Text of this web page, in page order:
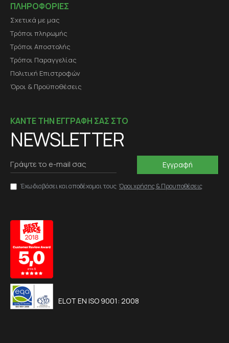
ΠΛΗΡΟΦΟΡΙΕΣ
Σχετικά με μας
Τρόποι πληρωμής
Τρόποι Αποστολής
Τρόποι Παραγγελίας
Πολιτική Επιστροφών
Όροι & Προϋποθέσεις
ΚΑΝΤΕ ΤΗΝ ΕΓΓΡΑΦΗ ΣΑΣ ΣΤΟ
NEWSLETTER
Εγγραφή
Έχω διαβάσει και αποδέχομαι τους Όροι χρήσης & Προυποθέσεις
ELOT EN ISO 9001: 2008